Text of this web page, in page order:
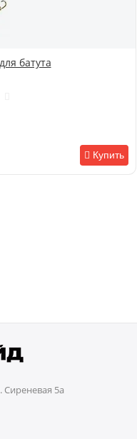
батута
Купить
Сиреневая 5а